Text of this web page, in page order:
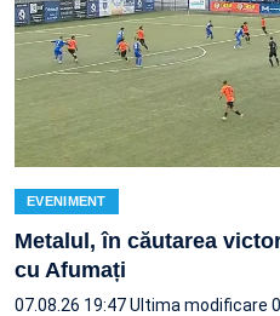
EVENIMENT
Metalul, în căutarea
cu Afumați
07.08.26 19:47Ultima modificare